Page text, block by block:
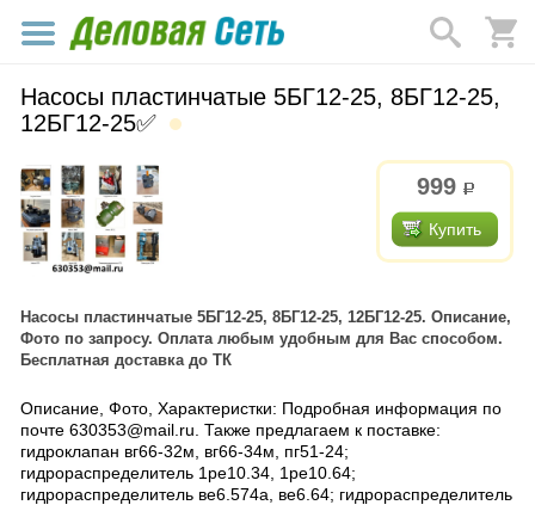
Насосы пластинчатые 5БГ12-25, 8БГ12-25,
12БГ12-25✅
999 р.
Купить
Насосы пластинчатые 5БГ12-25, 8БГ12-25, 12БГ12-25. Описание,
Фото по запросу. Оплата любым удобным для Вас способом.
Бесплатная доставка до ТК
Описание, Фото, Характеристки: Подробная информация по
почте 630353@mail.ru. Также предлагаем к поставке:
гидроклапан вг66-32м, вг66-34м, пг51-24;
гидрораспределитель 1ре10.34, 1ре10.64;
гидрораспределитель ве6.574а, ве6.64; гидрораспределитель